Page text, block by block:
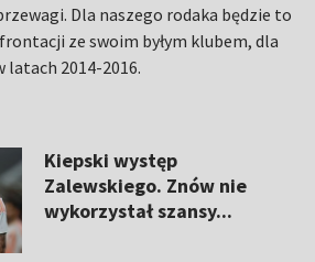
Dla naszego rodaka będzie to
ze swoim byłym klubem, dla
latach 2014-2016.
Kiepski występ
Zalewskiego. Znów nie
wykorzystał szansy...